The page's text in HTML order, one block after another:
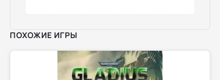
ПОХОЖИЕ ИГРЫ